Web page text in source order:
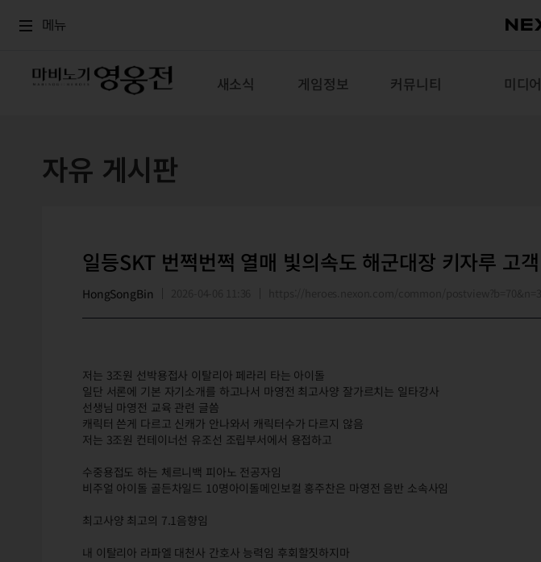
메뉴
새소식 게임정보 커뮤니티 미디어
자유 게시판
일등SKT 번쩍번쩍 열매 빛의속도 해군대장 키자루 고객
HongSongBin
저는 3조원 선박용접사 이탈리아 페라리 타는 아이돌
일단 서론에 기본 자기소개를 하고나서 마영전 최고사양 잘가르치는 일타강사
선생님 마영전 교육 관련 글씀
캐릭터 쓴게 다르고 신캐가 안나와서 캐릭터수가 다르지 않음
저는 3조원 컨테이너선 유조선 조립부서에서 용접하고
수중용접도 하는 체르니백 피아노 전공자임
비주얼 아이돌 골든차일드 10명아이돌메인보컬 홍주찬은 마영전 음반 소속사임
최고사양 최고의 7.1음향임
내 이탈리아 라파엘 대천사 간호사 능력임 후회할짓하지마